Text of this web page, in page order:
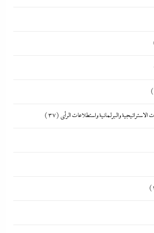
والبرلمانية واستطلاعات الرأى (37)